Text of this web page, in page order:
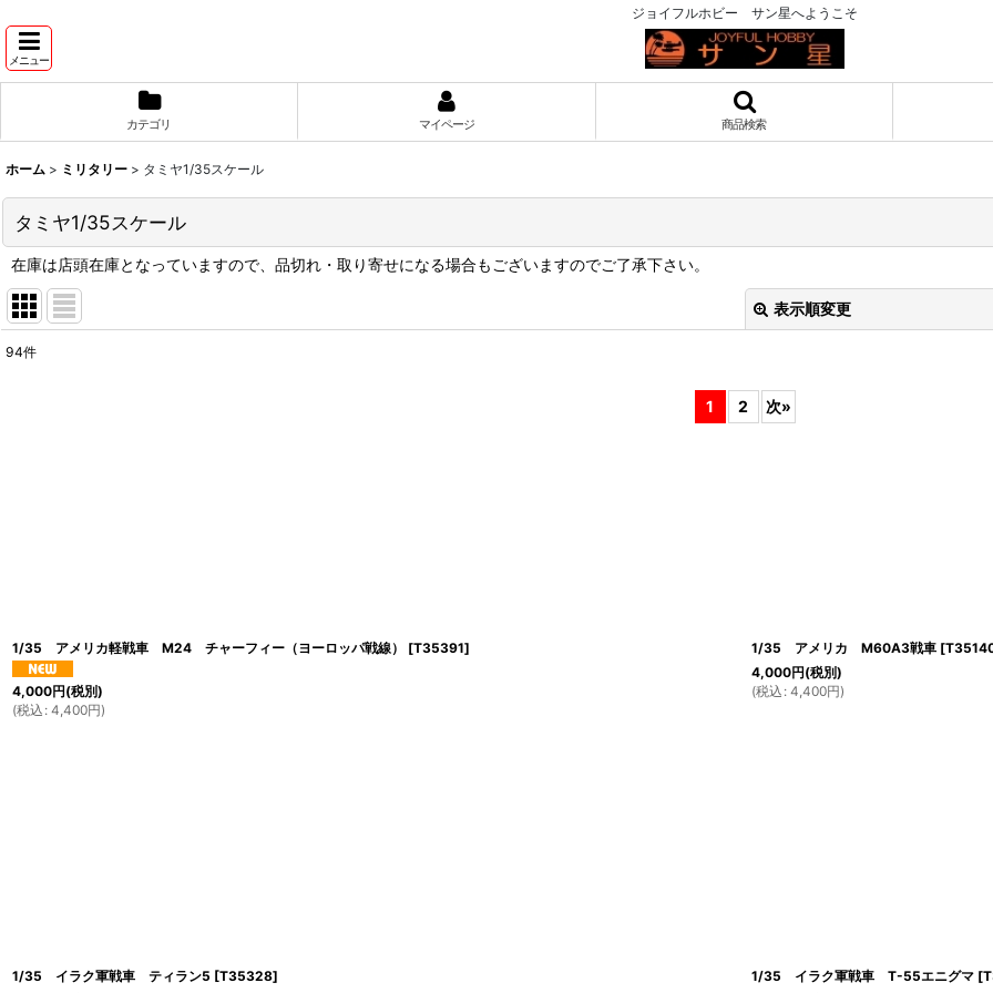
ジョイフルホビー サン星へようこそ
メニュー
カテゴリ マイページ 商品検索
ホーム > ミリタリー > タミヤ1/35スケール
タミヤ1/35スケール
在庫は店頭在庫となっていますので、品切れ・取り寄せになる場合もございますのでご了承下さい。
表示順変更
94件
1 2 次»
1/35 アメリカ軽戦車 M24 チャーフィー（ヨーロッパ戦線） [T35391]
4,000円(税別)
(税込 : 4,400円)
1/35 アメリカ M60A3戦車 [
4,000円(税別)
(税込 : 4,400円)
1/35 イラク軍戦車 ティラン5 [T35328]
1/35 イラク軍戦車 T-55エニグマ [